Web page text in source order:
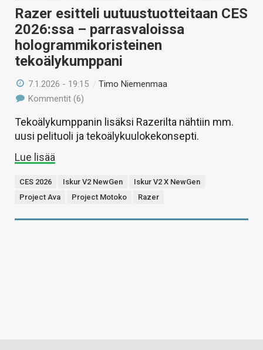
HAKU
Razer esitteli uutuustuotteitaan CES
2026:ssa – parrasvaloissa
hologrammikoristeinen
tekoälykumppani
7.1.2026 - 19:15 /Timo Niemenmaa
Kommentit (6)
Tekoälykumppanin lisäksi Razerilta nähtiin mm.
uusi pelituoli ja tekoälykuulokekonsepti.
Lue lisää
CES 2026 Iskur V2 NewGen
Iskur V2 X NewGen
Project Ava
Project Motoko Razer